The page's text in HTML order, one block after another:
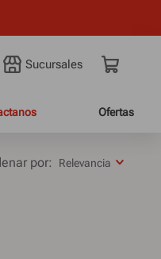
Ofertas
Relevancia